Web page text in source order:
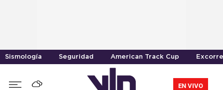
Sismología Seguridad American Track Cup
EN VIVO